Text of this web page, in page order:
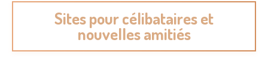
Sites pour célibataires et
nouvelles amitiés